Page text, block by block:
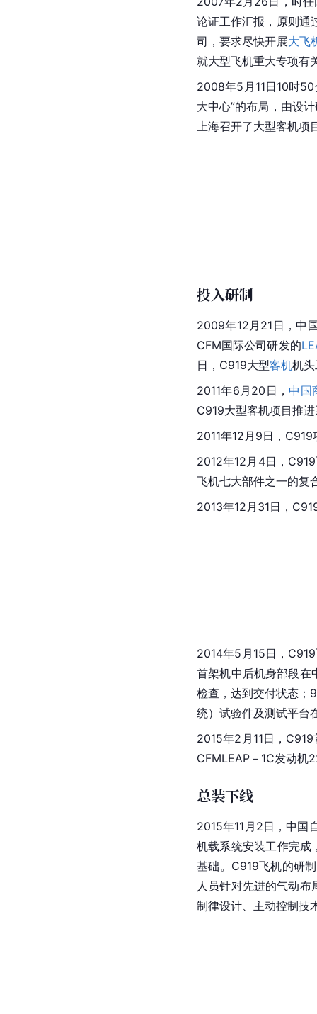
论证工作汇报，原则通
司，要求尽快开展大飞
就大型飞机重大专项有
2008年5月11日10时
大中心”的布局，由设
上海召开了大型客机项
投入研制
2009年12月21日，中
CFM国际公司研发的
日，C919大型客机机
2011年6月20日，中国
C919大型客机项目推
2011年12月9日，
2012年12月4日，
飞机七大部件之一的复
2013年12月31日，
2014年5月15日，
首架机中后机身部段在
检查，达到交付状态；
统）试验件及测试平台
2015年2月11日，
CFMLEAP－1C发动机
总装下线
2015年11月2日，中国
机载系统安装工作完成
基础。C919飞机的研
人员针对先进的气动
制律设计、主动控制技